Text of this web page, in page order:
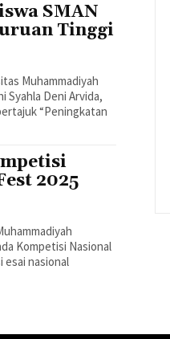
SMAN
Tinggi
Muhammadiyah
Syahla Deni Arvida,
“Peningkatan
2025
Kompetisi Nasional
esai nasional